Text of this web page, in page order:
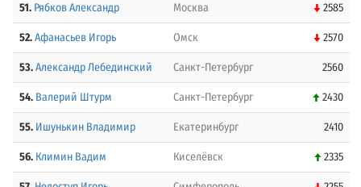
51. Рябков Александр Москва 2585
52.Афанасьев Игорь Омск 2570
53.Александр Лебединский Санкт-Петербург 2560
54. Валерий Штурм Санкт-Петербург 2430
55. Ишунькин Владимир Екатеринбург 2410
56. Климин Вадим Киселёвск 2335